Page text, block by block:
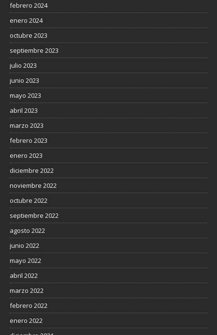
febrero 2024
enero 2024
octubre 2023
septiembre 2023
julio 2023
junio 2023
mayo 2023
abril 2023
marzo 2023
febrero 2023
enero 2023
diciembre 2022
noviembre 2022
octubre 2022
septiembre 2022
agosto 2022
junio 2022
mayo 2022
abril 2022
marzo 2022
febrero 2022
enero 2022